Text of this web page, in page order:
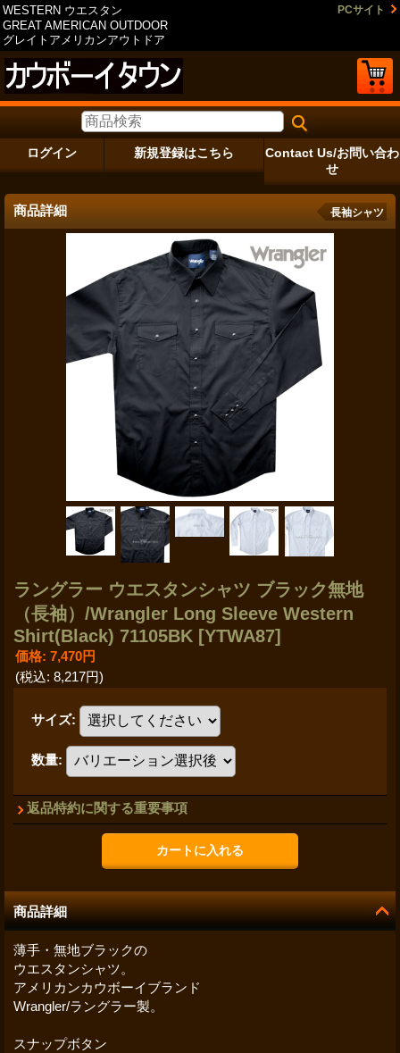
WESTERN ウエスタン
GREAT AMERICAN OUTDOOR
グレイトアメリカンアウトドア
PCサイト
ログイン 新規登録はこちら
Contact Us/お問い合わ
せ
商品詳細 長袖シャツ
ラングラー ウエスタンシャツ ブラック無地
（長袖）/Wrangler Long Sleeve Western
Shirt(Black) 71105BK [YTWA87]
価格: 7,470円
(税込: 8,217円)
サイズ:
数量:
返品特約に関する重要事項
商品詳細
薄手・無地ブラックの
ウエスタンシャツ。
アメリカンカウボーイブランド
Wrangler/ラングラー製。
スナップボタン